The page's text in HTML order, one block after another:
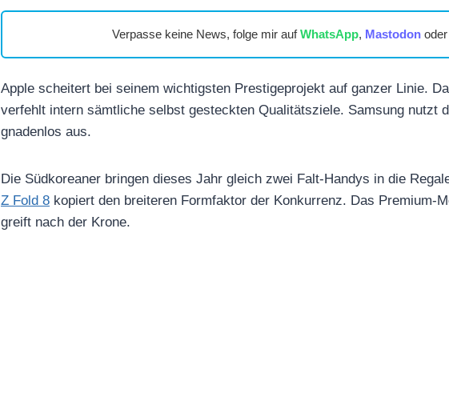
Verpasse keine News, folge mir aufWhatsApp, Mastodonoder
Apple scheitert bei seinem wichtigsten Prestigeprojekt auf ganzer Linie.
verfehlt intern sämtliche selbst gesteckten Qualitätsziele. Samsung nutzt
gnadenlos aus.
Die Südkoreaner bringen dieses Jahr gleich zwei Falt-Handys in die
Z Fold 8 kopiert den breiteren Formfaktor der Konkurrenz. Das Premium-
greift nach der Krone.